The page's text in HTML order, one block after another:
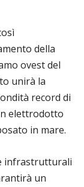
della
ovest del
unirà la
record di
elettrodotto
in mare.
infrastrutturali
un